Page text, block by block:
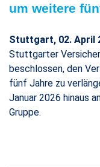
um weitere
Stuttgart, 02. April
Stuttgarter
beschlossen, den
fünf Jahre zu
Januar 2026 hinaus
Gruppe.